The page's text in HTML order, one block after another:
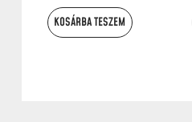
KOSÁRBA TESZEM